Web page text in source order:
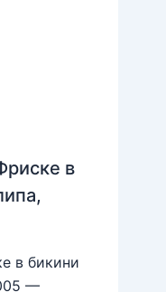
в
в бикини
—